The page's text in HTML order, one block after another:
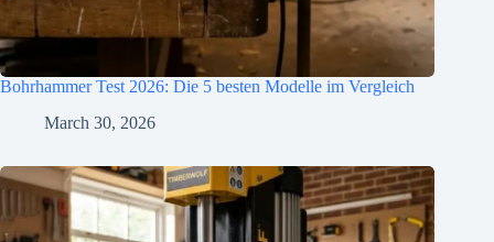
Bohrhammer Test 2026: Die 5 besten Modelle im Vergleich
March 30, 2026